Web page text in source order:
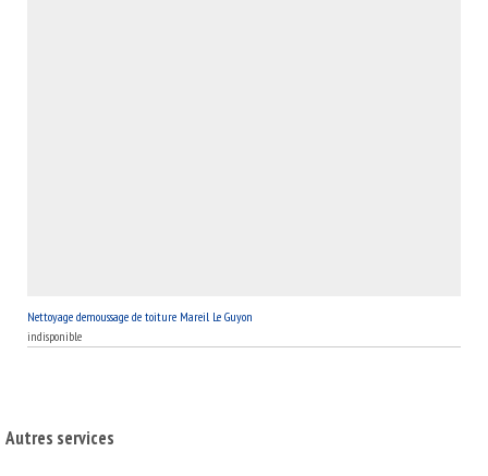
Nettoyage demoussage de toiture Mareil Le Guyon
indisponible
Autres services